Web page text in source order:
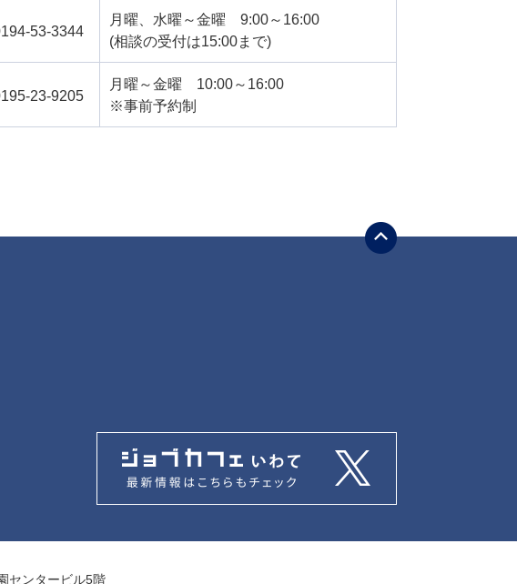
53-3344
月曜、水曜～金曜 9:00～16:00
(相談の受付は15:00まで)
23-9205
月曜～金曜 10:00～16:00
※事前予約制
センタービル5階